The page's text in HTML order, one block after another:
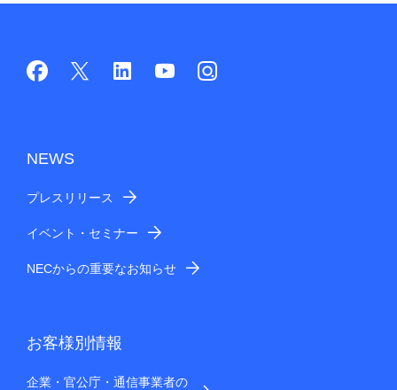
NEWS
プレスリリース
イベント・セミナー
NECからの重要なお知らせ
お客様別情報
企業・官公庁・通信事業者の